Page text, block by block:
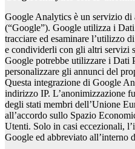
Google Analytics è un servizio
(“Google”). Google utilizza i
tracciare ed esaminare l’utilizzo
e condividerli con gli altri servizi
Google potrebbe utilizzare i Dati
personalizzare gli annunci del
Questa integrazione di Google
indirizzo IP. L’anonimizzazione
degli stati membri dell’Unione
all’accordo sullo Spazio
Utenti. Solo in casi eccezionali,
Google ed abbreviato all’interno